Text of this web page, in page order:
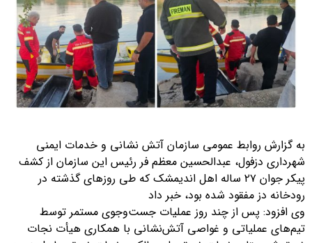
به گزارش روابط عمومی سازمان آتش نشانی و خدمات ایمنی
شهرداری دزفول، عبدالحسین معظم فر رئیس این سازمان از کشف
پیکر جوان ۲۷ ساله اهل اندیمشک که طی روزهای گذشته در
رودخانه دز مفقود شده بود، خبر داد
وی افزود: پس از چند روز عملیات جست‌وجوی مستمر توسط
تیم‌های عملیاتی و غواصی آتش‌نشانی با همکاری هیأت نجات